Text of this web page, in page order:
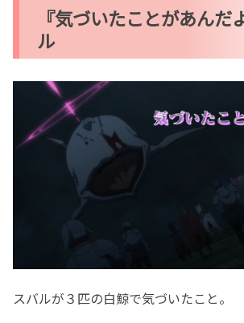
『気づいたことがあんだ
ル
スバルが３匹の白鯨で気づいたこと。